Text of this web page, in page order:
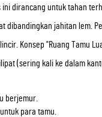
dirancang untuk tahan
dibandingkan jahitan lem.
Konsep "Ruang Tamu
(sering kali ke dalam
berjemur.
para tamu.